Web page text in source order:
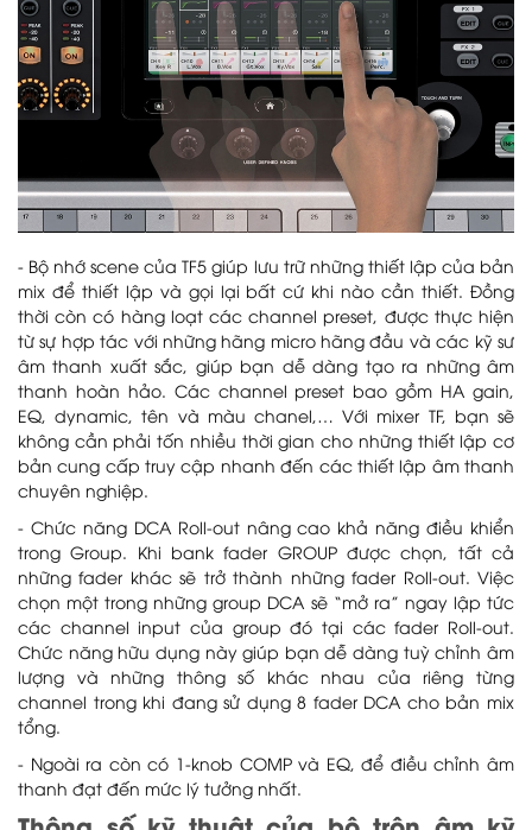
- Bộ nhớ scene của TF5 giúp lưu trữ những thiết lập của bản
mix để thiết lập và gọi lại bất cứ khi nào cần thiết. Đồng
thời còn có hàng loạt các channel preset, được thực hiện
từ sự hợp tác với những hãng micro hãng đầu và các kỹ sư
âm thanh xuất sắc, giúp bạn dễ dàng tạo ra những âm
thanh hoàn hảo. Các channel preset bao gồm HA gain,
EQ, dynamic, tên và màu chanel,… Với mixer TF, bạn sẽ
không cần phải tốn nhiều thời gian cho những thiết lập cơ
bản cung cấp truy cập nhanh đến các thiết lập âm thanh
chuyên nghiệp.
- Chức năng DCA Roll-out nâng cao khả năng điều khiển
trong Group. Khi bank fader GROUP được chọn, tất cả
những fader khác sẽ trở thành những fader Roll-out. Việc
chọn một trong những group DCA sẽ “mở ra” ngay lập tức
các channel input của group đó tại các fader Roll-out.
Chức năng hữu dụng này giúp bạn dễ dàng tuỳ chỉnh âm
lượng và những thông số khác nhau của riêng từng
channel trong khi đang sử dụng 8 fader DCA cho bản mix
tổng.
- Ngoài ra còn có 1-knob COMP và EQ, để điều chỉnh âm
thanh đạt đến mức lý tưởng nhất.